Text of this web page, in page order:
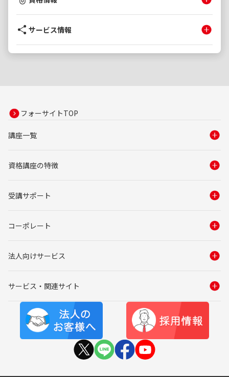
サービス情報
フォーサイトTOP
講座一覧
資格講座の特徴
受講サポート
コーポレート
法人向けサービス
サービス・関連サイト